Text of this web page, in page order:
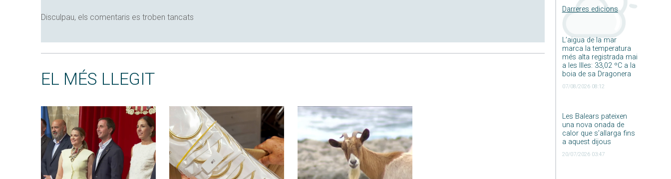
Darreres edicions
L’aigua de la mar
marca la temperatura
més alta registrada mai
a les Illes: 33,02 ºC a la
boia de sa Dragonera
07/08/2026 08:12
Les Balears pateixen
una nova onada de
calor que s’allarga fins
a aquest dijous
20/07/2026 03:47
Disculpau, els comentaris es troben tancats
EL MÉS LLEGIT